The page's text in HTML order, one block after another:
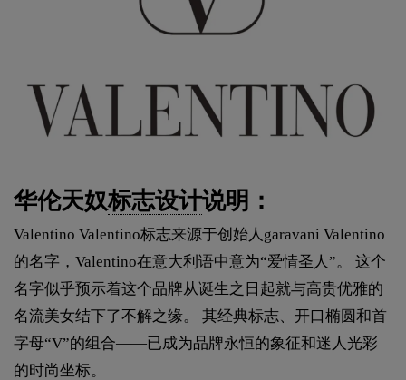
华伦天奴标志设计说明：
Valentino Valentino标志来源于创始人garavani Valentino
的名字，Valentino在意大利语中意为“爱情圣人”。 这个
名字似乎预示着这个品牌从诞生之日起就与高贵优雅的
名流美女结下了不解之缘。 其经典标志、开口椭圆和首
字母“V”的组合——已成为品牌永恒的象征和迷人光彩
的时尚坐标。